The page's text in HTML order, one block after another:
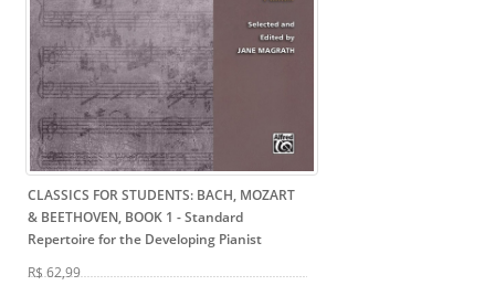
CLASSICS FOR STUDENTS: BACH, MOZART
& BEETHOVEN, BOOK 1 - Standard
Repertoire for the Developing Pianist
R$ 62,99